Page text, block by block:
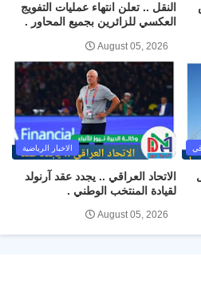
النقل .. تعلن انتهاء عمليات التفويج
العكسي للزائرين بجميع المحاور .
August 05, 2026
الاخبار الرياضية
الاتحاد العراقي .. يجدد عقد آرنولد
لقيادة المنتخب الوطني .
August 05, 2026